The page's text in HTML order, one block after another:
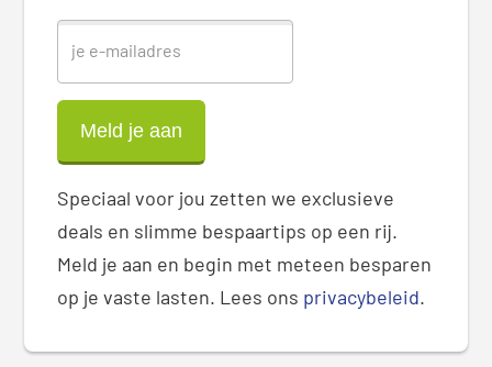
Speciaal voor jou zetten we exclusieve
deals en slimme bespaartips op een rij.
Meld je aan en begin met meteen besparen
op je vaste lasten. Lees ons privacybeleid.